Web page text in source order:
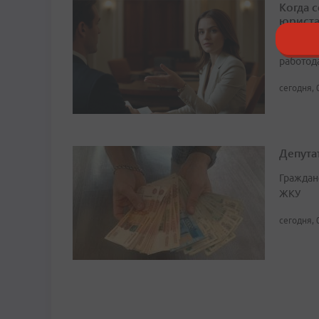
Когда
юриста
По
сегодня,
ЖКУ
сегодня,